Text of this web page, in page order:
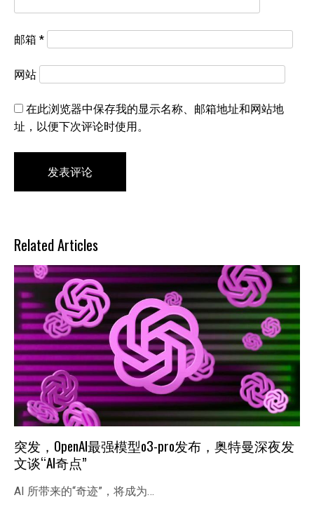
邮箱 *
网站
在此浏览器中保存我的显示名称、邮箱地址和网站地
址，以便下次评论时使用。
Related Articles
突发，OpenAI最强模型o3-pro发布，奥特曼深夜发
文谈“AI奇点”
AI 所带来的“奇迹”，将成为…